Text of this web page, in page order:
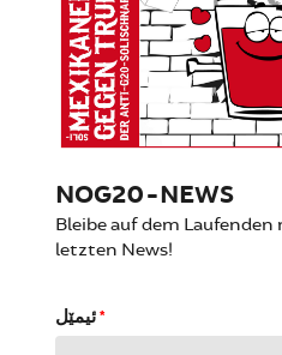
NOG20-NEWS
Bleibe auf dem
letzten News!
*